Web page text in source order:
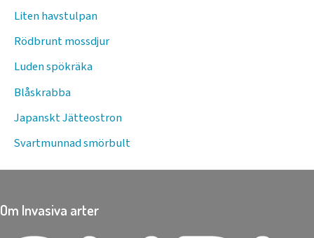
Liten havstulpan
Rödbrunt mossdjur
Luden spökräka
Blåskrabba
Japanskt Jätteostron
Svartmunnad smörbult
Om Invasiva arter